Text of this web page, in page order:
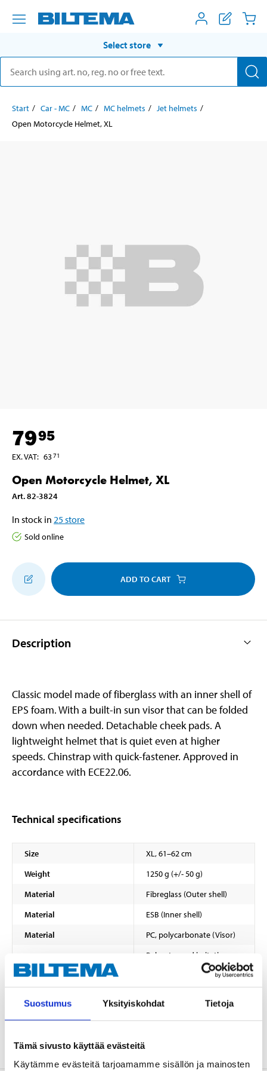
Suostumus Yksityiskohdat Tietoja
Tämä sivusto käyttää evästeitä
Käytämme evästeitä tarjoamamme sisällön ja mainosten
Select store
Start Car - MC MC MC helmets
Jet helmets
Open Motorcycle Helmet, XL
7995
EX. VAT: 6371
Open Motorcycle Helmet, XL
Art.82-3824
In stock in 25store
Sold online
ADD TO CART
Description
Classic model made of fiberglass with an inner shell of
EPS foam. With a built-in sun visor that can be folded
down when needed. Detachable cheek pads. A
lightweight helmet that is quiet even at higher
speeds. Chinstrap with quick-fastener. Approved in
accordance with ECE22.06.
Technical specifications
Size
XL, 61–62 cm
Weight
1250 g (+/- 50 g)
Material
Fibreglass (Outer shell)
Material
ESB (Inner shell)
Material
PC, polycarbonate (Visor)
Polyester and imitation
leather (PU) (Fill)
Material
Plastic and iron (Buckle)
Material
PVC (Round opening)